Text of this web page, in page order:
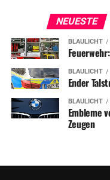
NEUESTE
BLAULICHT
BLAULICHT
Ender
BLAULICHT
Embleme
Zeugen